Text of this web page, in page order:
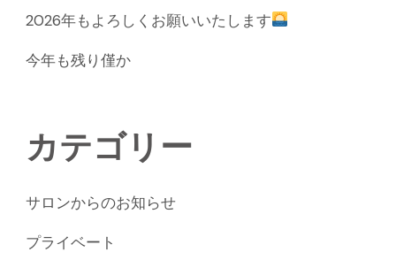
2026年もよろしくお願いいたします
今年も残り僅か
カテゴリー
サロンからのお知らせ
プライベート